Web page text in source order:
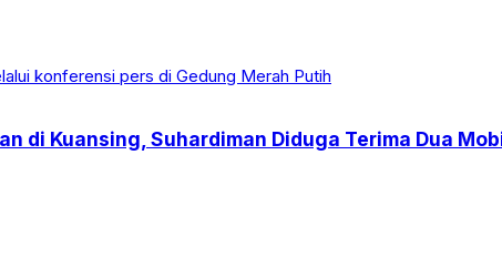
di Kuansing, Suhardiman Diduga Terima Dua